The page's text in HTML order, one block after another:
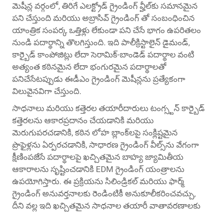
మెషీన్ల వర్గంలో, తిరిగే ఎలక్ట్రోడ్ గ్రైండింగ్ వ్హీల్‌కు సమానమైన
పని చేస్తుంది మరియు అబ్రాసివ్ గ్రైండింగ్ తో సంబంధించిన
యాంత్రిక సంపర్క ఒత్తిళ్లు లేకుండా పని చేసే భాగం ఉపరితలం
నుండి పదార్థాన్ని తొలగిస్తుంది. ఇది పాలీక్రిస్టాలైన్ డైమండ్,
కార్బైడ్ కాంపోజిట్లు లేదా సెరామిక్-బాండెడ్ పదార్థాల వంటి
అత్యంత కఠినమైన లేదా భంగురమైన పదార్థాలతో
పనిచేసేటప్పుడు ఈడీఎం గ్రైండింగ్ మెషీన్లను ప్రత్యేకంగా
విలువైనవిగా చేస్తుంది.
సాధనాలు మరియు కత్తెరల తయారీదారులు టంగ్స్టన్ కార్బైడ్
కత్తెరలను ఆకారప్రదానం చేయడానికి మరియు
మెరుగుపరచడానికి, కఠిన లోహ బ్లాంక్‌లపై సంక్లిష్టమైన
ప్రొఫైళ్లను ఏర్పరచడానికి, సాధారణ గ్రైండింగ్ వీల్స్‌ను వేగంగా
క్షీణింపజేసే పదార్థాలపై ఖచ్చితమైన బాహ్య జ్యామితీయ
ఆకారాలను సృష్టించడానికి EDM గ్రైండింగ్ యంత్రాలను
ఉపయోగిస్తారు. ఈ ప్రక్రియను సిలిండ్రికల్ మరియు ఫార్మ్
గ్రైండింగ్ అనువర్తనాలకు రెండింటికీ అనుకూలీకరించవచ్చు,
దీని వల్ల ఇది ఖచ్చితమైన సాధనాల తయారీ వాతావరణాలకు